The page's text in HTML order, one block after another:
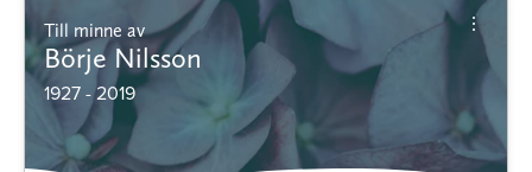
Till minne av
Börje Nilsson
1927 - 2019